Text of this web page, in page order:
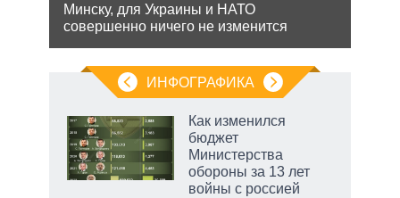
Минску, для Украины и НАТО
совершенно ничего не изменится
ИНФОГРАФИКА
Как изменился
бюджет
Министерства
обороны за 13 лет
войны с россией